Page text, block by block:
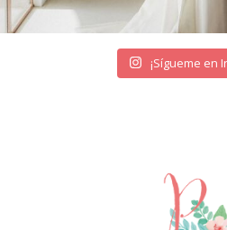
¡Sígueme en